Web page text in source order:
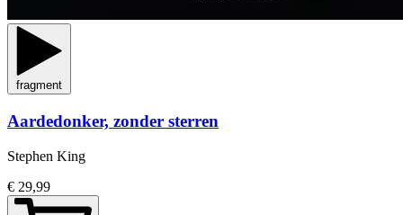
fragment
Aardedonker, zonder sterren
Stephen King
€ 29,99